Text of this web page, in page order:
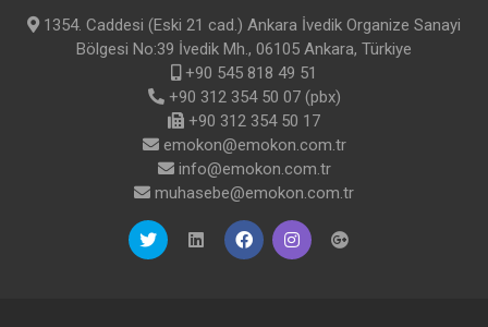
1354. Caddesi (Eski 21 cad.) Ankara İvedik Organize Sanayi
Bölgesi No:39 İvedik Mh., 06105 Ankara, Türkiye
+90 545 818 49 51
+90 312 354 50 07 (pbx)
+90 312 354 50 17
emokon@emokon.com.tr
info@emokon.com.tr
muhasebe@emokon.com.tr